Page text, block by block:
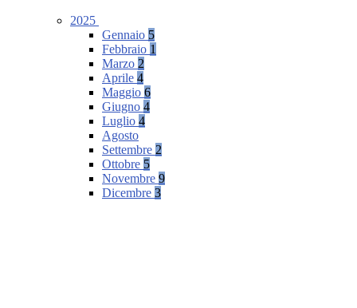
2025
Gennaio 5
Febbraio 1
Marzo 2
Aprile 4
Maggio 6
Giugno 4
Luglio 4
Agosto
Settembre 2
Ottobre 5
Novembre 9
Dicembre 3